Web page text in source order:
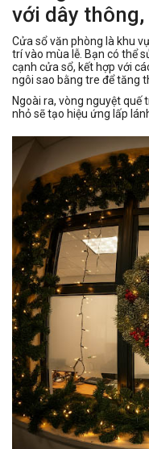
với dây
Cửa sổ văn phòng là khu
trí vào mùa lễ. Bạn có thể
cạnh cửa sổ, kết hợp với
ngôi sao bằng tre để tăng
Ngoài ra, vòng nguyệt quế
nhỏ sẽ tạo hiệu ứng lấp